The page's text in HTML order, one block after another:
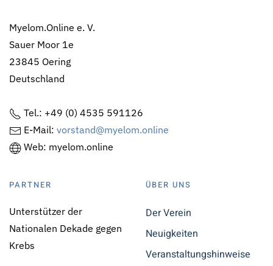
Myelom.Online e. V.
Sauer Moor 1e
23845 Oering
Deutschland
Tel.: +49 (0) 4535 591126
E-Mail: vorstand@myelom.online
Web: myelom.online
PARTNER
Unterstützer der
Nationalen Dekade gegen
Krebs
ÜBER UNS
Der Verein
Neuigkeiten
Veranstaltungshinweise